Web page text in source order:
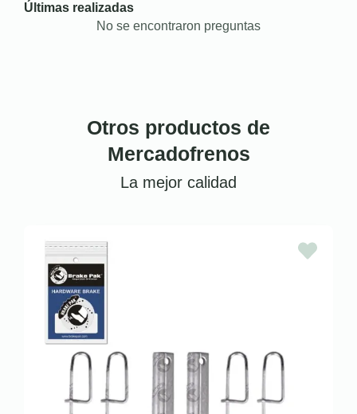
Últimas realizadas
No se encontraron preguntas
Otros productos de
Mercadofrenos
La mejor calidad